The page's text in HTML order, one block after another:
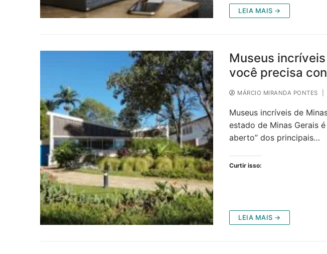
LEIA MAIS →
Museus
você precisa
MÁRCIO MIRANDA PONTES
Museus incríveis de
estado de Minas Gerais
aberto” dos principais…
Curtir isso:
LEIA MAIS →